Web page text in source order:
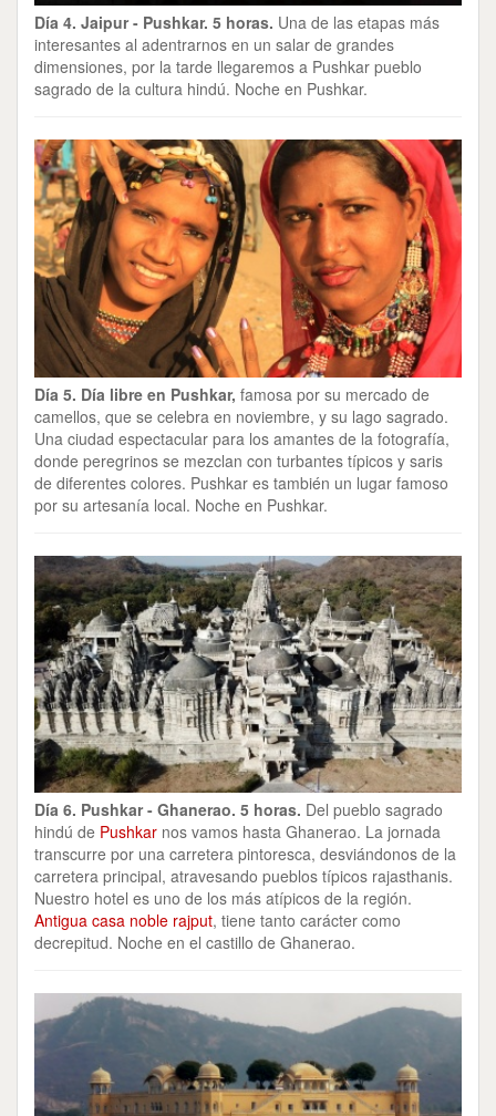
Día 4. Jaipur - Pushkar. 5 horas. Una de las etapas más
interesantes al adentrarnos en un salar de grandes
dimensiones, por la tarde llegaremos a Pushkar pueblo
sagrado de la cultura hindú. Noche en Pushkar.
Día 5. Día libre en Pushkar, famosa por su mercado de
camellos, que se celebra en noviembre, y su lago sagrado.
Una ciudad espectacular para los amantes de la fotografía,
donde peregrinos se mezclan con turbantes típicos y saris
de diferentes colores. Pushkar es también un lugar famoso
por su artesanía local. Noche en Pushkar.
Día 6. Pushkar - Ghanerao. 5 horas. Del pueblo sagrado
hindú de Pushkar nos vamos hasta Ghanerao. La jornada
transcurre por una carretera pintoresca, desviándonos de la
carretera principal, atravesando pueblos típicos rajasthanis.
Nuestro hotel es uno de los más atípicos de la región.
Antigua casa noble rajput, tiene tanto carácter como
decrepitud. Noche en el castillo de Ghanerao.